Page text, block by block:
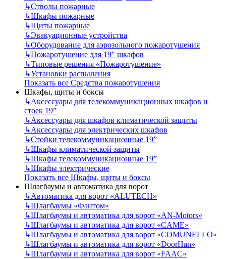
↳Стволы пожарные
↳Шкафы пожарные
↳Щиты пожарные
↳Эвакуационные устройства
↳Оборудование для аэрозольного пожаротушения
↳Пожаротушение для 19" шкафов
↳Типовые решения «Пожаротушение»
↳Установки распыления
Показать все Средства пожаротушения
Шкафы, щиты и боксы
↳Аксессуары для телекоммуникационных шкафов и
стоек 19”
↳Аксессуары для шкафов климатической защиты
↳Аксессуары для электрических шкафов
↳Стойки телекоммуникационные 19”
↳Шкафы климатической защиты
↳Шкафы телекоммуникационные 19”
↳Шкафы электрические
Показать все Шкафы, щиты и боксы
Шлагбаумы и автоматика для ворот
↳Автоматика для ворот «ALUTECH»
↳Шлагбаумы «Фантом»
↳Шлагбаумы и автоматика для ворот «AN-Motors»
↳Шлагбаумы и автоматика для ворот «CAME»
↳Шлагбаумы и автоматика для ворот «COMUNELLO»
↳Шлагбаумы и автоматика для ворот «DoorHan»
↳Шлагбаумы и автоматика для ворот «FAAC»